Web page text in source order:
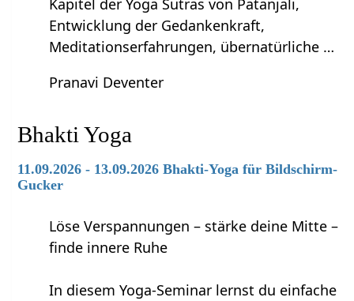
Kapitel der Yoga Sutras von Patanjali,
Entwicklung der Gedankenkraft,
Meditationserfahrungen, übernatürliche …
Pranavi Deventer
Bhakti Yoga
11.09.2026 - 13.09.2026 Bhakti-Yoga für Bildschirm-
Gucker
Löse Verspannungen – stärke deine Mitte –
finde innere Ruhe
In diesem Yoga-Seminar lernst du einfache